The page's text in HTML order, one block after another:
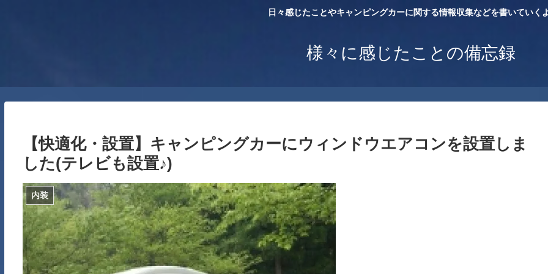
日々感じたことやキャンピングカーに関する情報収集などを書いていく
様々に感じたことの備忘録
【快適化・設置】キャンピングカーにウィンドウエアコンを設置しま
した(テレビも設置♪)
内装